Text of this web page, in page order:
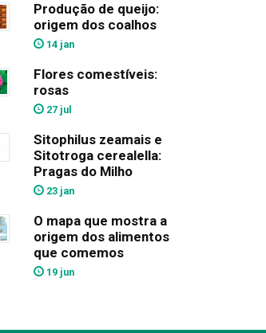
Produção de queijo:
origem dos coalhos
14 jan
Flores comestíveis:
rosas
27 jul
Sitophilus zeamais e
Sitotroga cerealella:
Pragas do Milho
23 jan
O mapa que mostra a
origem dos alimentos
que comemos
19 jun